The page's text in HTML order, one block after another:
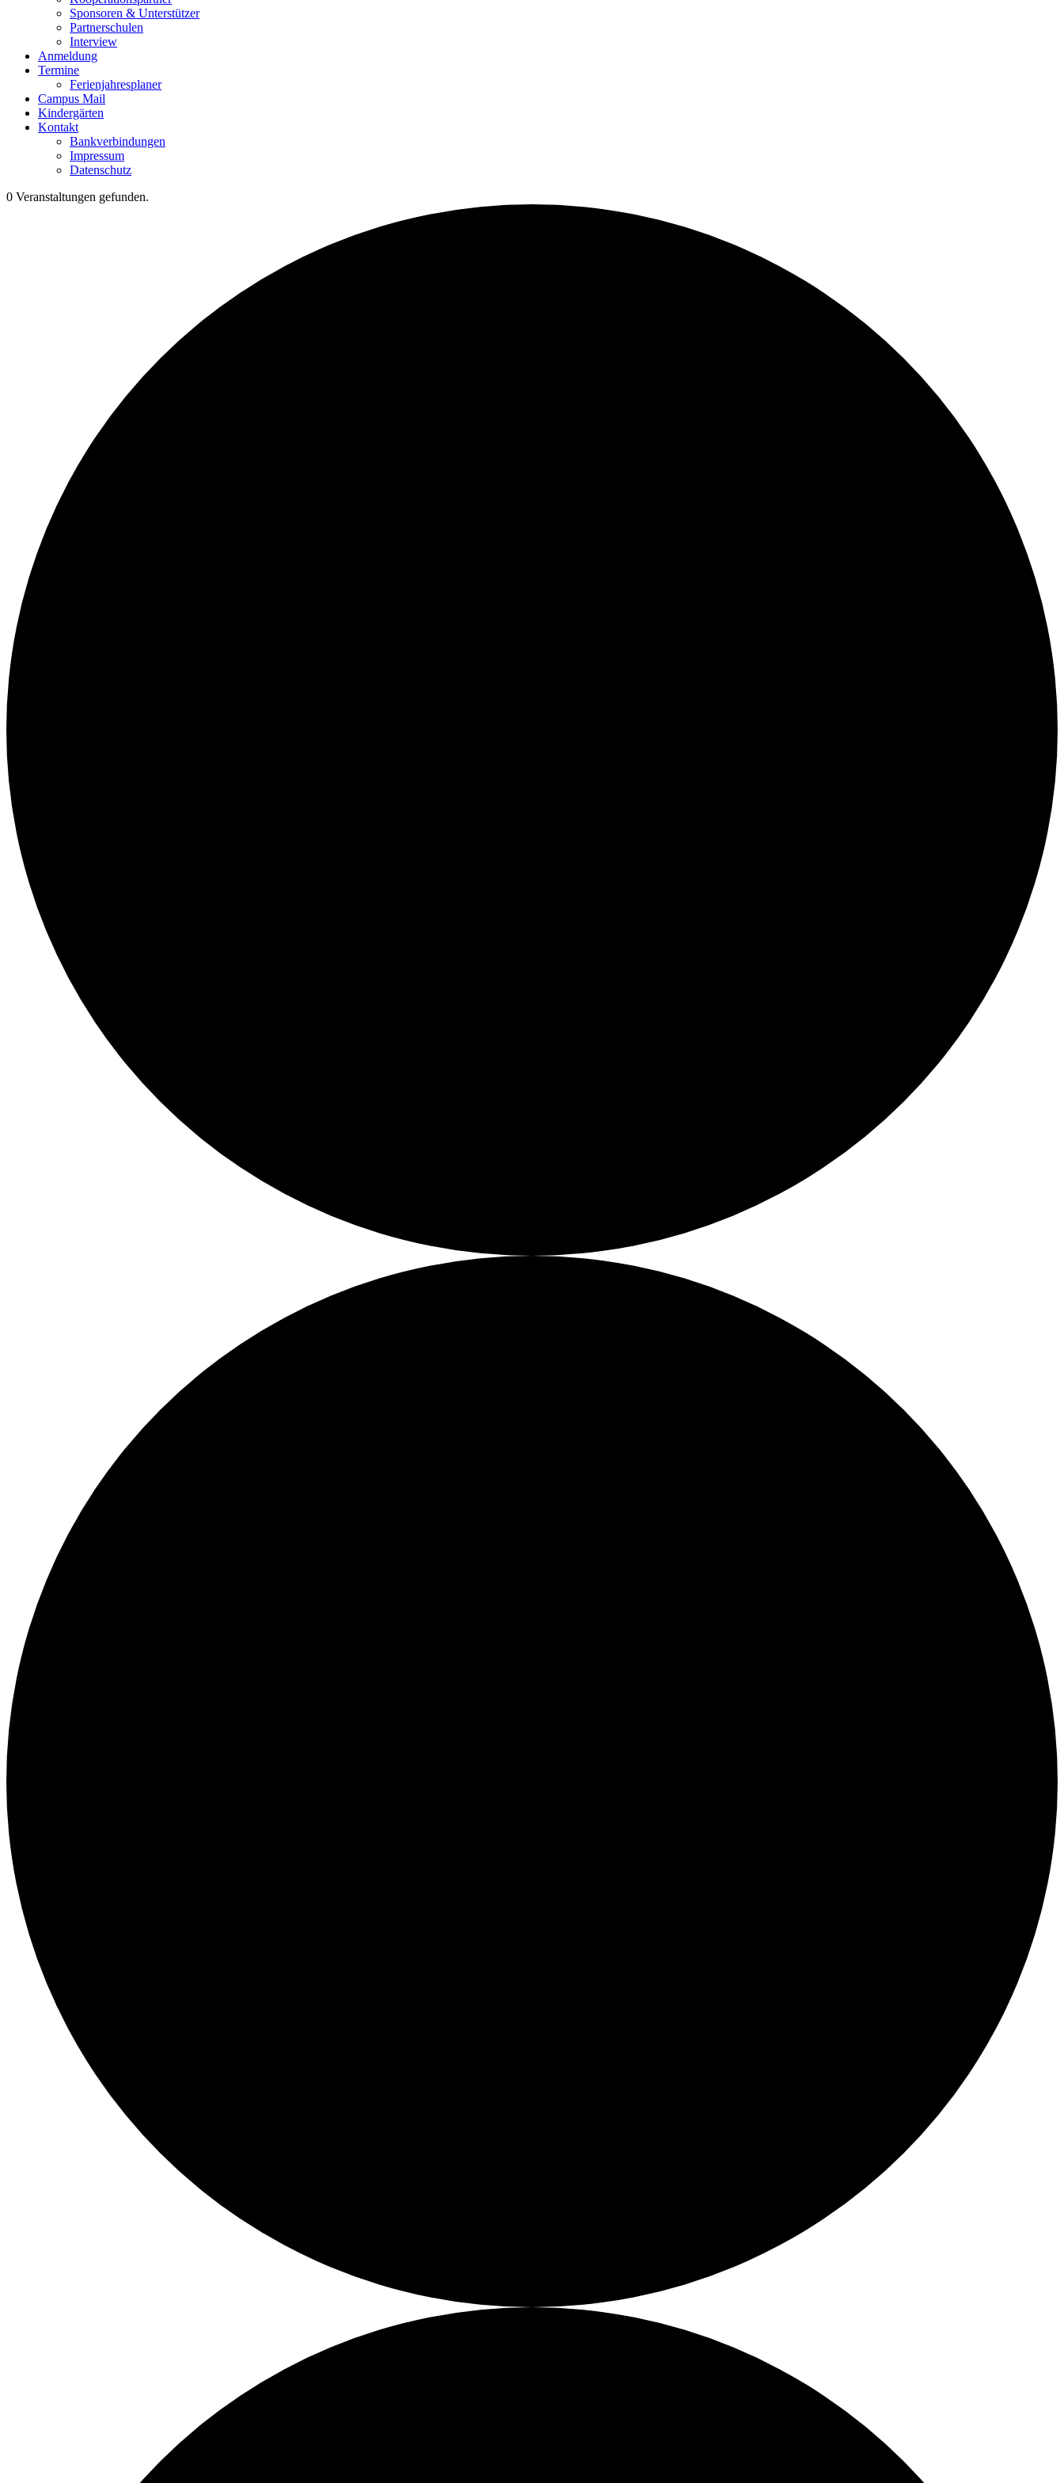
Sponsoren & Unterstützer
Partnerschulen
Interview
Anmeldung
Termine
Ferienjahresplaner
Campus Mail
Kindergärten
Kontakt
Bankverbindungen
Impressum
Datenschutz
0 Veranstaltungen gefunden.